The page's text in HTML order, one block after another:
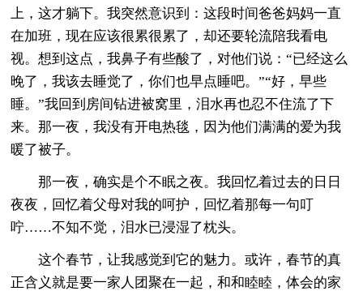
上，这才躺下。我突然意识到：这段时间爸爸妈妈一直
在加班，现在应该很累很累了，却还要轮流陪我看电
视。想到这点，我鼻子有些酸了，对他们说：“已经这么
晚了，我该去睡觉了，你们也早点睡吧。”“好，早些
睡。”我回到房间钻进被窝里，泪水再也忍不住流了下
来。那一夜，我没有开电热毯，因为他们满满的爱为我
暖了被子。
那一夜，确实是个不眠之夜。我回忆着过去的日日
夜夜，回忆着父母对我的呵护，回忆着那每一句叮
咛……不知不觉，泪水已浸湿了枕头。
这个春节，让我感觉到它的魅力。或许，春节的真
正含义就是要一家人团聚在一起，和和睦睦，体会的家